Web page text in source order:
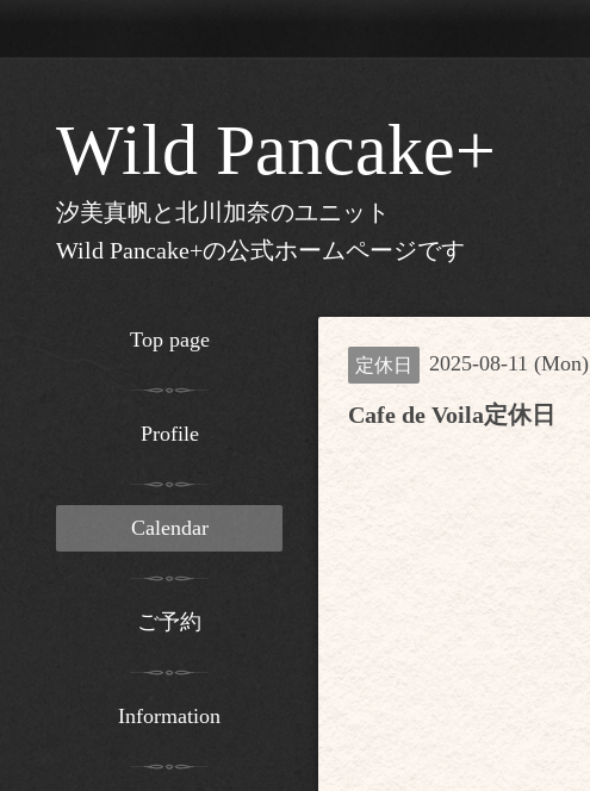
Wild Pancake+
汐美真帆と北川加奈のユニット
Wild Pancake+の公式ホームページです
定休日 2025-08-11 (Mon)
Cafe de Voila定休日
Top page
Profile
Calendar
ご予約
Information